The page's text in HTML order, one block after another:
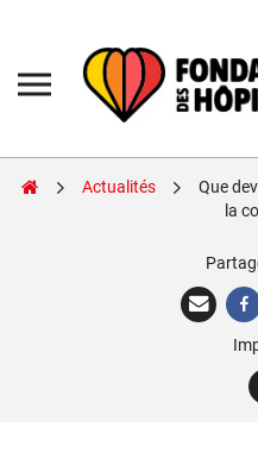
des
Hôpitaux
Actualités
Que
la